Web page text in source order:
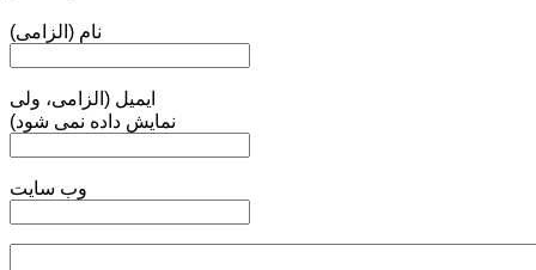
نام (الزامی)
ایمیل (الزامی، ولی
نمایش داده نمی شود)
وب سایت